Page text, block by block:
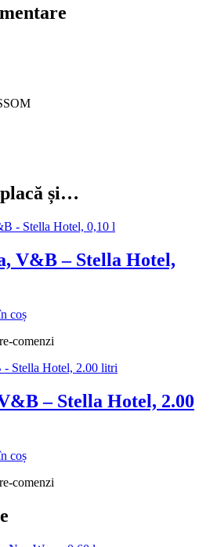
și…
V&B – Stella Hotel,
coș
comenzi
– Stella Hotel, 2.00
coș
comenzi